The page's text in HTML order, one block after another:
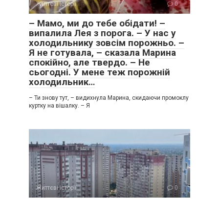
Життєві історії 0
– Мамо, ми до тебе обідати! –
випалила Лея з порога. – У нас у
холодильнику зовсім порожньо. –
Я не готувала, – сказала Марина
спокійно, але твердо. – Не
сьогодні. У мене теж порожній
холодильник…
– Ти знову тут, – видихнула Марина, скидаючи промоклу
куртку на вішалку. – Я
Життєві історії 0